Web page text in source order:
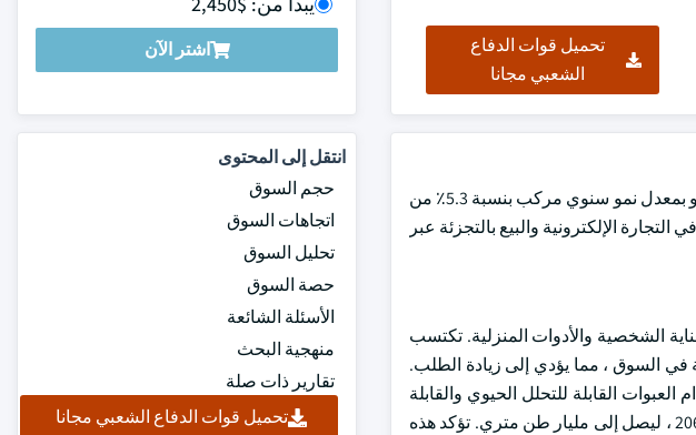
تحميل قوات الدفاع
الشعبي مجانا
اشتر الآن
بلغت قيمة سوق الأكياس المسطحة ذات الأربعة جوانب 7.5 مليار دولار أمريكي في عام 2024 ومن المتوقع أن ينمو بمعدل نمو سنوي مركب بنسبة 5.3٪ من
في التجارة الإلكترونية والبيع بالتجزئة عبر
الشخصية والأدوات المنزلية. تكتسب
في السوق ، مما يؤدي إلى زيادة الطلب.
القابلة للتحلل الحيوي والقابلة
لإعادة التدوير. وفقا لتقرير Statista ، من المتوقع أن يتضاعف توليد النفايات البلاستيكية ثلاث مرات بحلول عام 2060 ، ليصل إلى مليار طن متري. تؤكد هذه
انتقل إلى المحتوى
حجم السوق
اتجاهات السوق
تحليل السوق
حصة السوق
الأسئلة الشائعة
منهجية البحث
تقارير ذات صلة
تحميل قوات الدفاع الشعبي مجانا